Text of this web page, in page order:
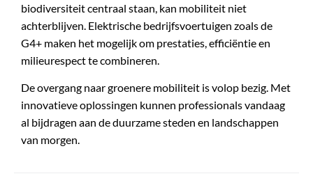
biodiversiteit centraal staan, kan mobiliteit niet
achterblijven. Elektrische bedrijfsvoertuigen zoals de
G4+ maken het mogelijk om prestaties, efficiëntie en
milieurespect te combineren.
De overgang naar groenere mobiliteit is volop bezig. Met
innovatieve oplossingen kunnen professionals vandaag
al bijdragen aan de duurzame steden en landschappen
van morgen.